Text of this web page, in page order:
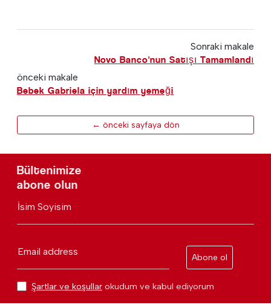
Sonraki makale
Novo Banco'nun Satışı Tamamlandı
önceki makale
Bebek Gabriela için yardım yemeği
← önceki sayfaya dön
Bültenimize
abone olun
İsim Soyisim
Email address
Abone ol
Şartlar ve koşullar okudum ve kabul ediyorum